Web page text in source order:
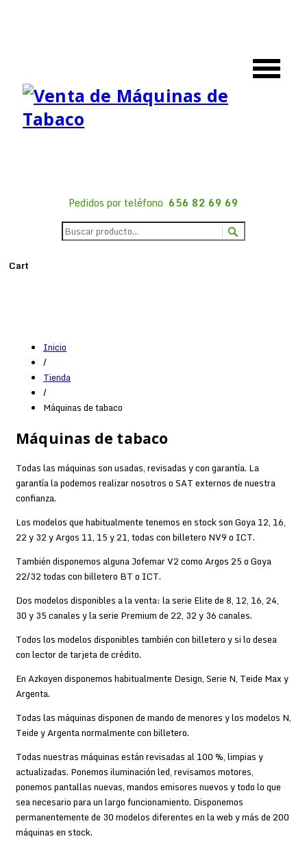
Pedidos por teléfono 656 82 69 69
Cart
Inicio
/
Tienda
/
Máquinas de tabaco
Máquinas de tabaco
Todas las máquinas son usadas, revisadas y con garantía. La
garantía la podemos realizar nosotros o SAT externos de nuestra
confianza.
Los modelos que habitualmente tenemos en stock son Goya 12, 16,
22 y 32 y Argos 11, 15 y 21, todas con billetero NV9 o ICT.
También disponemos alguna Jofemar V2 como Argos 25 o Goya
22/32 todas con billetero BT o ICT.
Dos modelos disponibles a la venta: la serie Elite de 8, 12, 16, 24,
30 y 35 canales y la serie Premium de 22, 32 y 36 canales.
Todos los modelos disponibles también con billetero y si lo desea
con lector de tarjeta de crédito.
En Azkoyen disponemos habitualmente Design, Serie N, Teide Max y
Argenta.
Todas las máquinas disponen de mando de menores y los modelos N,
Teide y Argenta normalmente con billetero.
Todas nuestras máquinas están revisadas al 100 %, limpias y
actualizadas. Ponemos iluminación led, revisamos motores,
ponemos pantallas nuevas, mandos emisores nuevos y todo lo que
sea necesario para un largo funcionamiento. Disponemos
permanentemente de 30 modelos diferentes en la web y más de 200
máquinas en stock.